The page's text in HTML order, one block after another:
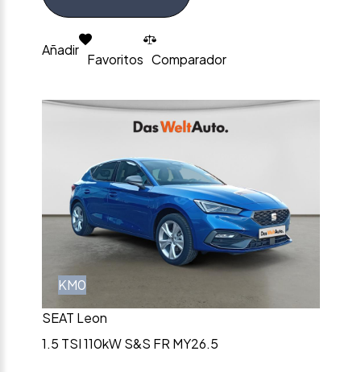
Añadir
Favoritos Comparador
KM0
SEAT Leon
1.5 TSI 110kW S&S FR MY26.5